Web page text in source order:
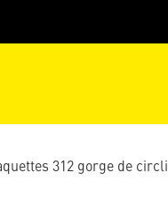
312 gorge de